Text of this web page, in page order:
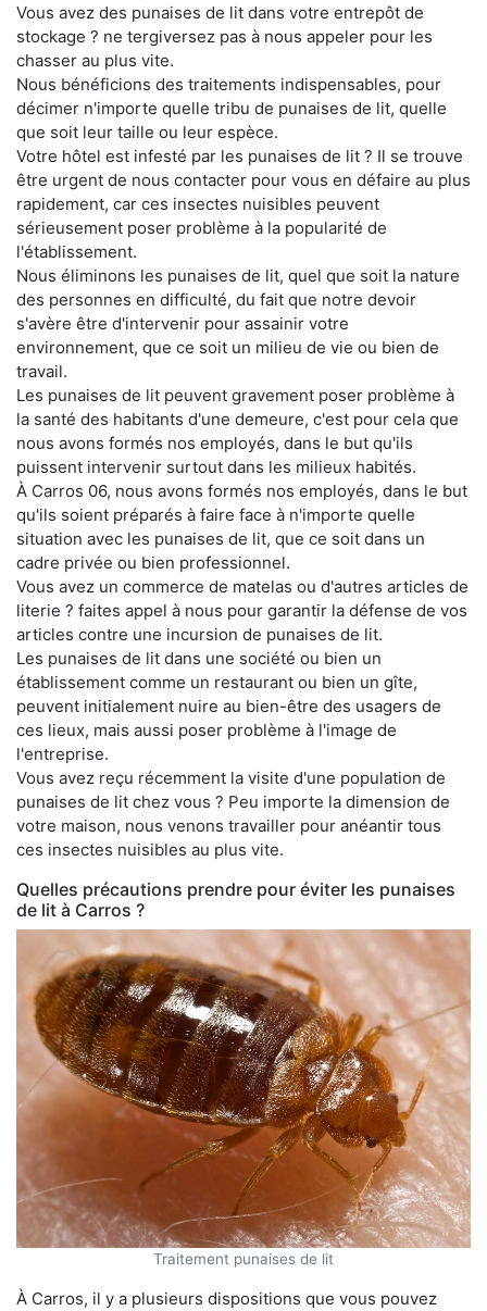
Vous avez des punaises de lit dans votre entrepôt de
stockage ? ne tergiversez pas à nous appeler pour les
chasser au plus vite.
Nous bénéficions des traitements indispensables, pour
décimer n'importe quelle tribu de punaises de lit, quelle
que soit leur taille ou leur espèce.
Votre hôtel est infesté par les punaises de lit ? Il se trouve
être urgent de nous contacter pour vous en défaire au plus
rapidement, car ces insectes nuisibles peuvent
sérieusement poser problème à la popularité de
l'établissement.
Nous éliminons les punaises de lit, quel que soit la nature
des personnes en difficulté, du fait que notre devoir
s'avère être d'intervenir pour assainir votre
environnement, que ce soit un milieu de vie ou bien de
travail.
Les punaises de lit peuvent gravement poser problème à
la santé des habitants d'une demeure, c'est pour cela que
nous avons formés nos employés, dans le but qu'ils
puissent intervenir surtout dans les milieux habités.
À Carros 06, nous avons formés nos employés, dans le but
qu'ils soient préparés à faire face à n'importe quelle
situation avec les punaises de lit, que ce soit dans un
cadre privée ou bien professionnel.
Vous avez un commerce de matelas ou d'autres articles de
literie ? faites appel à nous pour garantir la défense de vos
articles contre une incursion de punaises de lit.
Les punaises de lit dans une société ou bien un
établissement comme un restaurant ou bien un gîte,
peuvent initialement nuire au bien-être des usagers de
ces lieux, mais aussi poser problème à l'image de
l'entreprise.
Vous avez reçu récemment la visite d'une population de
punaises de lit chez vous ? Peu importe la dimension de
votre maison, nous venons travailler pour anéantir tous
ces insectes nuisibles au plus vite.
Quelles précautions prendre pour éviter les punaises
de lit à Carros ?
Traitement punaises de lit
À Carros, il y a plusieurs dispositions que vous pouvez